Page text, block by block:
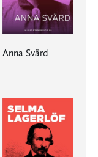
Anna Svärd